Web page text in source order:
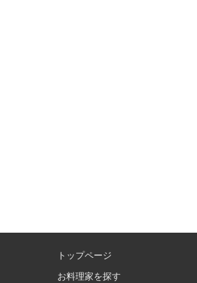
トップページ
お料理家を探す